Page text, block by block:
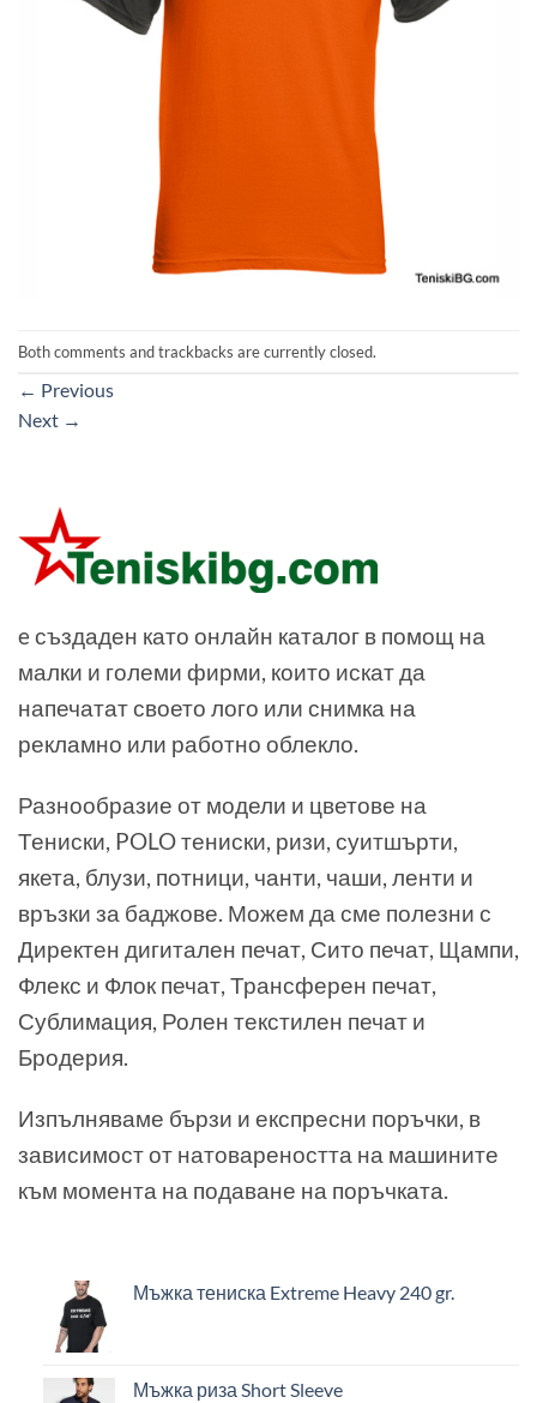
Both comments and trackbacks are currently closed.
← Previous
Next →
e създаден като онлайн каталог в помощ на
малки и големи фирми, които искат да
напечатат своето лого или снимка на
рекламно или работно облекло.
Разнообразие от модели и цветове на
Тениски, POLO тениски, ризи, суитшърти,
якета, блузи, потници, чанти, чаши, ленти и
връзки за баджове. Можем да сме полезни с
Директен дигитален печат, Сито печат, Щампи,
Флекс и Флок печат, Трансферен печат,
Сублимация, Ролен текстилен печат и
Бродерия.
Изпълняваме бързи и експресни поръчки, в
зависимост от натовареността на машините
към момента на подаване на поръчката.
Мъжка тениска Extreme Heavy 240 gr.
Мъжка риза Short Sleeve